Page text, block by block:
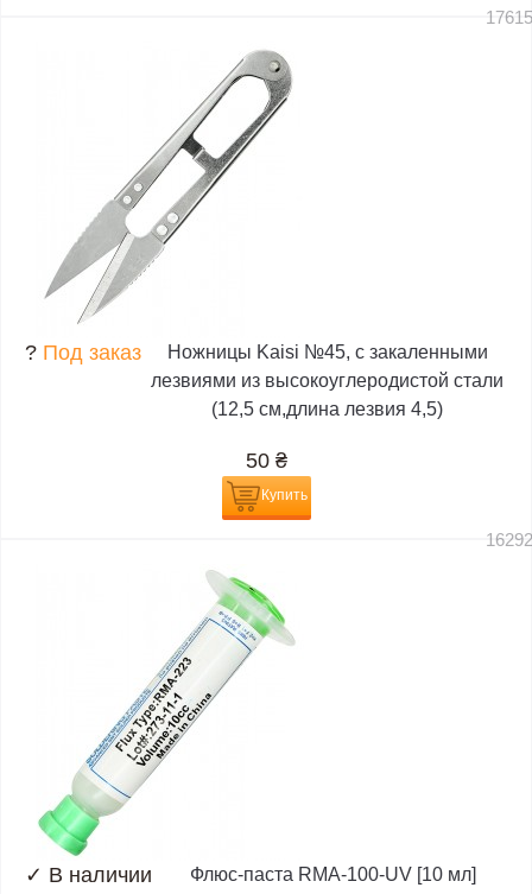
? Под заказ
Ножницы Kaisi №45, с закаленными
лезвиями из высокоуглеродистой стали
(12,5 см,длина лезвия 4,5)
50 ₴
Купить
✓ В наличии
Флюс-паста RMA-100-UV [10 мл]